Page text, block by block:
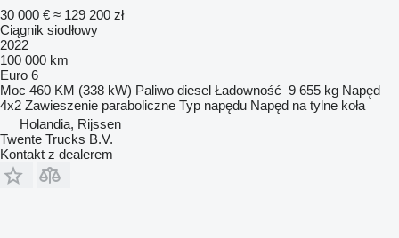
30 000 € ≈ 129 200 zł
Ciągnik siodłowy
2022
100 000 km
Euro 6
Moc 460 KM (338 kW) Paliwo diesel Ładowność 9 655 kg Napęd
4x2 Zawieszenie paraboliczne Typ napędu Napęd na tylne koła
Holandia, Rijssen
Twente Trucks B.V.
Kontakt z dealerem